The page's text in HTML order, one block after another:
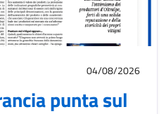
04/08/2026
punta sul